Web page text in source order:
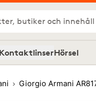
butiker och innehåll
KontaktlinserHörsel
Giorgio Armani